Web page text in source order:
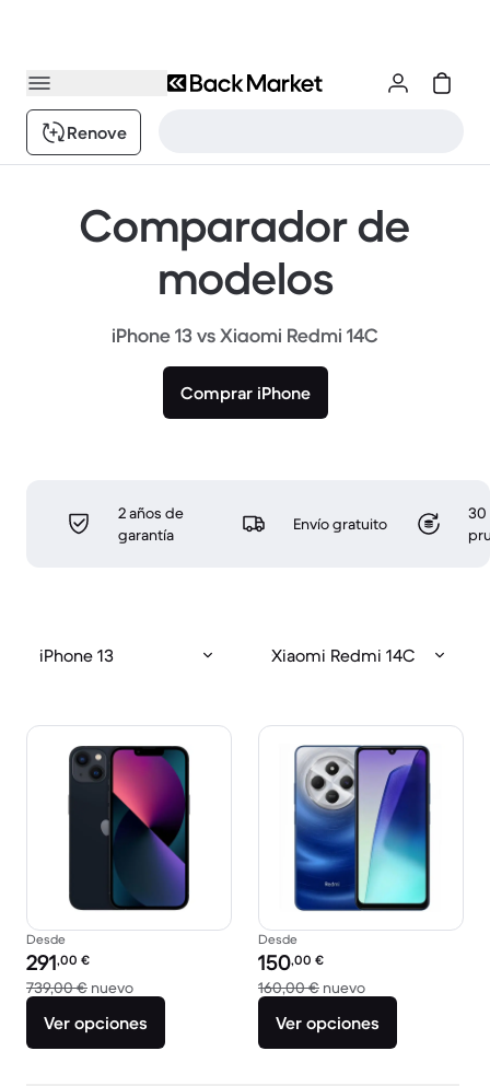
Renove
Comparador de
modelos
iPhone 13 vs Xiaomi Redmi 14C
Comprar iPhone
2 años de
garantía
Envío gratuito
30
iPhone 13 Xiaomi Redmi 14C
Desde
Precio reacondicionado:
291,00 €
739,00 € nuevoEl dispositivo nuevo vale 739,00 €
Ver opciones
Desde
Precio reacondicionado:
150,00 €
160,00 € nuevoEl dispositivo
Ver opciones